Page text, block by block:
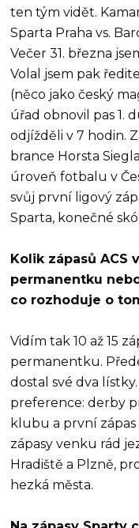
ten tým vidět.
Sparta Praha vs.
Večer 31. března
Volal jsem pak
(něco jako český
úřad obnovil pas 1.
odjížděli v 7 hodin.
brance Horsta
úroveň fotbalu v
svůj první ligový
Sparta, konečné
Kolik zápasů ACS
permanentku
co rozhoduje o
Vidím tak 10 až 15
permanentku.
dostal své dva
preference: derby
klubu a první zápas
zápasy venku rád
Hradiště a Plzně,
hezká města.